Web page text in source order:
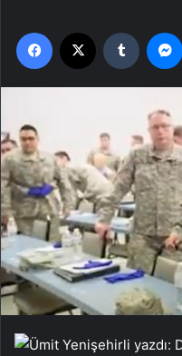
Facebook Tumblr